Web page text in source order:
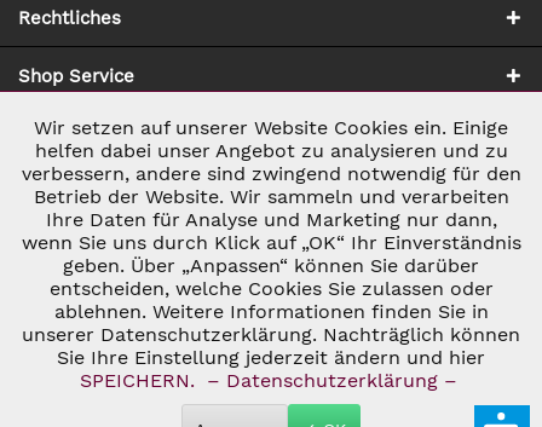
Rechtliches
Shop Service
Zahlung & Versand
* ALLE PREISE INKL. GESETZL. UMSATZSTEUER ZZGL.
VERSANDKOSTEN UND GGF. NACHNAHMEGEBÜHREN, WENN NICHT
ANDERS BESCHRIEBEN
© 2026 C&D WEINHANDEL - ALL RIGHTS RESERVED. THEME BY
THEMEWARE®
Notwendig Aktiv
Marketing Inaktiv
Tracking Inaktiv
Personalisierung Inaktiv
Wir setzen auf unserer Website Cookies ein. Einige
helfen dabei unser Angebot zu analysieren und zu
verbessern, andere sind zwingend notwendig für den
Betrieb der Website. Wir sammeln und verarbeiten
Ihre Daten für Analyse und Marketing nur dann,
wenn Sie uns durch Klick auf „OK“ Ihr Einverständnis
geben. Über „Anpassen“ können Sie darüber
entscheiden, welche Cookies Sie zulassen oder
ablehnen. Weitere Informationen finden Sie in
unserer Datenschutzerklärung. Nachträglich können
Sie Ihre Einstellung jederzeit ändern und hier
SPEICHERN.
– Datenschutzerklärung –